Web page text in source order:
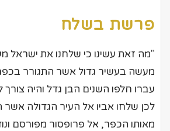
פרשת בשלח
"מה זאת עשינו כי שלחנו את ישראל
מעשה בעשיר גדול אשר התגורר בכפר
עברו חלפו השנים הבן גדל והיה
לכן שלחו אביו אל העיר הגדולה
מאותו הכפר, אל פרופסור מפורסם